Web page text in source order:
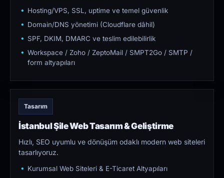
Hosting/VPS, SSL, uptime ve temel güvenlik
Domain/DNS yönetimi (Cloudflare dâhil)
SPF, DKIM, DMARC ve teslim edilebilirlik
Workspace / Zoho / ZeptoMail / SMPT2Go / SMTP /
form altyapıları
Tasarım
İstanbul Şile Web Tasarım & Geliştirme
Hızlı, SEO uyumlu ve dönüşüm odaklı modern web siteleri
tasarlıyoruz.
Kurumsal Web Siteleri & E-Ticaret Altyapıları